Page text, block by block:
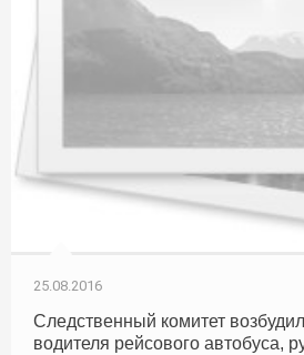
25.08.2016
Следственный комитет
водителя рейсового автобуса,